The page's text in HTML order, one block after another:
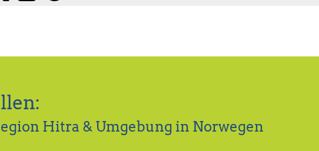
Hitra & Umgebung in Norwegen